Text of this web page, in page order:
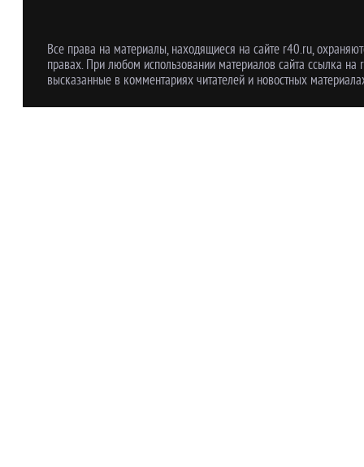
Все права на материалы, находящиеся на сайте r40.ru,
правах. При любом использовании материалов сайта ссылка
высказанные в комментариях читателей и новостных